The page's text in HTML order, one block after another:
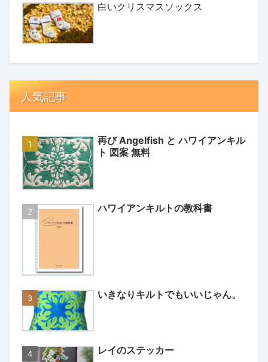
白いクリスマスソックス
人気記事
再び Angelfish と ハワイアンキル
ト 図案 無料
ハワイアンキルトの教科書
いきなりキルトでもいいじゃん。
レイのステッカー